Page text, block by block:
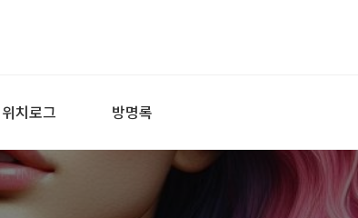
위치로그 방명록